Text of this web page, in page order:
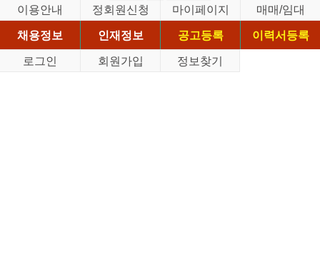
이용안내 정회원신청 마이페이지
매매/임대
채용정보
인재정보 공고등록
이력서등록
로그인
회원가입 정보찾기